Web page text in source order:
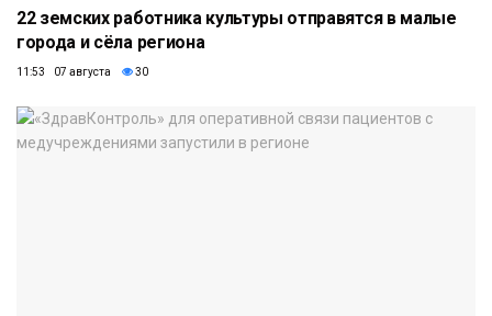
22 земских работника культуры отправятся в малые
города и сёла региона
11:53 07 августа 30